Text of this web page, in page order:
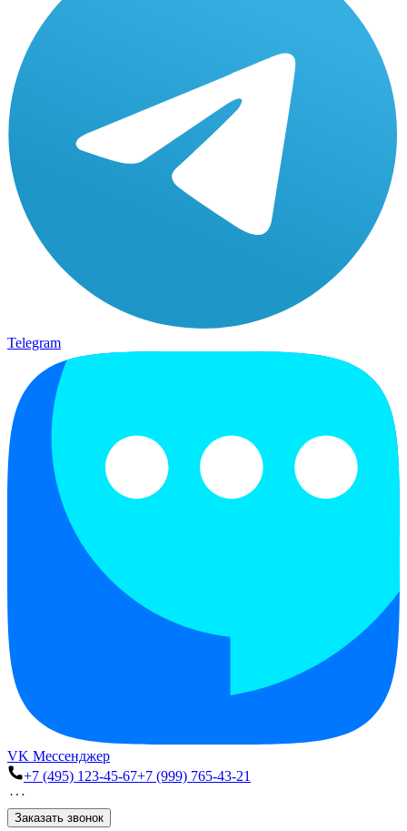
Telegram
VK Мессенджер
+7 (495) 123-45-67+7 (999) 765-43-21
Заказать звонок